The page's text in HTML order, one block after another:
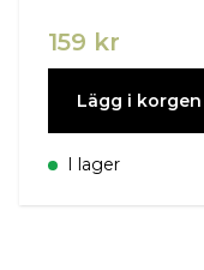
159 kr
Lägg i korgen
I lager